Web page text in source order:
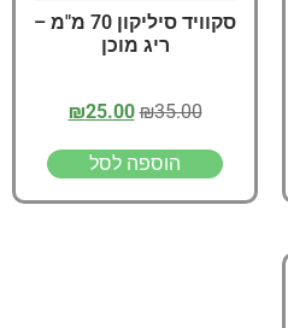
סקוויד סיליקון 70 מ"מ –
ריג מוכן
₪35.00
₪25.00
הוספה לסל